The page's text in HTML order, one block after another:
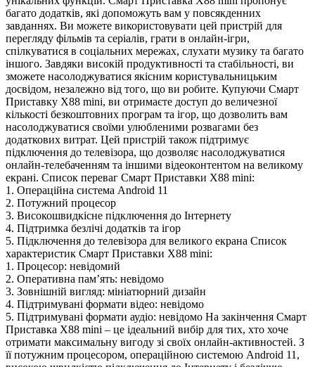
багато додатків, які допоможуть вам у повсякденних
завданнях. Ви можете використовувати цей пристрій для
перегляду фільмів та серіалів, грати в онлайн-ігри,
спілкуватися в соціальних мережах, слухати музику та багато
іншого. Завдяки високій продуктивності та стабільності, ви
зможете насолоджуватися якісним користувальницьким
досвідом, незалежно від того, що ви робите. Купуючи Смарт
Приставку X88 mini, ви отримаєте доступ до величезної
кількості безкоштовних програм та ігор, що дозволить вам
насолоджуватися своїми улюбленими розвагами без
додаткових витрат. Цей пристрій також підтримує
підключення до телевізора, що дозволяє насолоджуватися
онлайн-телебаченням та іншими відеоконтентом на великому
екрані. Список переваг Смарт Приставки X88 mini:
1. Операційна система Android 11
2. Потужний процесор
3. Високошвидкісне підключення до Інтернету
4. Підтримка безлічі додатків та ігор
5. Підключення до телевізора для великого екрана Список
характеристик Смарт Приставки X88 mini:
1. Процесор: невідомий
2. Оперативна пам’ять: невідомо
3. Зовнішній вигляд: мініатюрний дизайн
4. Підтримувані формати відео: невідомо
5. Підтримувані формати аудіо: невідомо На закінчення Смарт
Приставка X88 mini – це ідеальний вибір для тих, хто хоче
отримати максимальну вигоду зі своїх онлайн-активностей. З
її потужним процесором, операційною системою Android 11,